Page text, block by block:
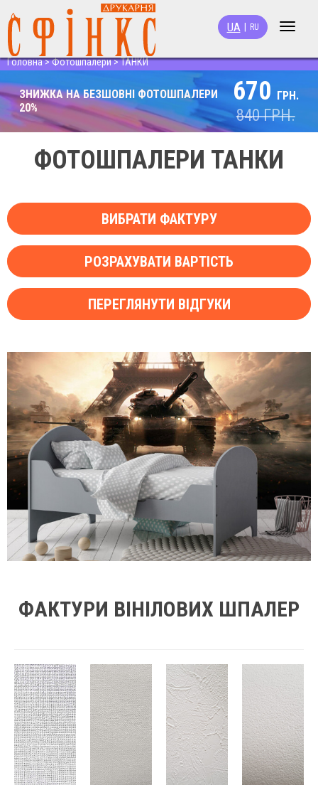
Toggle
UA RU
Головна>Фотошпалери>ТАНКИ
ЗНИЖКА НА БЕЗШОВНІ ФОТОШПАЛЕРИ
20%
670 ГРН.
840ГРН.
ФОТОШПАЛЕРИ ТАНКИ
ВИБРАТИ ФАКТУРУ
РОЗРАХУВАТИ ВАРТІСТЬ
ПЕРЕГЛЯНУТИ ВІДГУКИ
ФАКТУРИ ВІНІЛОВИХ ШПАЛЕР